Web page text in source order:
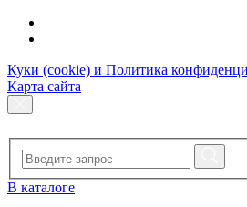
Куки (cookie) и Политика
Карта сайта
В каталоге